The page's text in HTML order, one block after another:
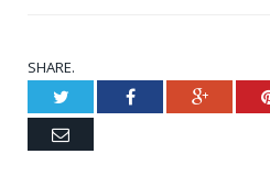
SHARE.
Twitter Facebook Google+
Email